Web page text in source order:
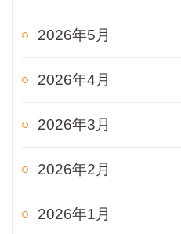
2026年5月
2026年4月
2026年3月
2026年2月
2026年1月